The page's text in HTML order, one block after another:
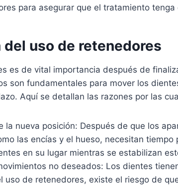
para asegurar que el tratamiento
uso de retenedores
es de vital importancia después de
son fundamentales para mover los
Aquí se detallan las razones por las
la nueva posición: Después de que los
las encías y el hueso, necesitan
en su lugar mientras se estabilizan
no deseados: Los dientes
uso de retenedores, existe el riesgo de